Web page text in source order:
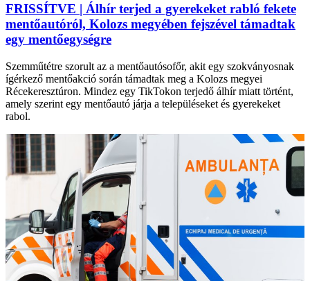
FRISSÍTVE | Álhír terjed a gyerekeket rabló fekete
mentőautóról, Kolozs megyében fejszével támadtak
egy mentőegységre
Szemműtétre szorult az a mentőautósofőr, akit egy szokványosnak
ígérkező mentőakció során támadtak meg a Kolozs megyei
Récekeresztúron. Mindez egy TikTokon terjedő álhír miatt történt,
amely szerint egy mentőautó járja a településeket és gyerekeket
rabol.